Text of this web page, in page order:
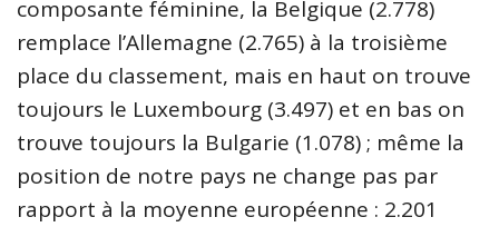
composante féminine, la Belgique (2.778)
remplace l’Allemagne (2.765) à la troisième
place du classement, mais en haut on trouve
toujours le Luxembourg (3.497) et en bas on
trouve toujours la Bulgarie (1.078) ; même la
position de notre pays ne change pas par
rapport à la moyenne européenne : 2.201